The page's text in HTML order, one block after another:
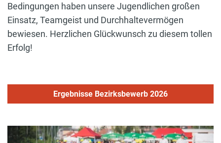
Bedingungen haben unsere Jugendlichen großen
Einsatz, Teamgeist und Durchhaltevermögen
bewiesen. Herzlichen Glückwunsch zu diesem tollen
Erfolg!
Ergebnisse Bezirksbewerb 2026